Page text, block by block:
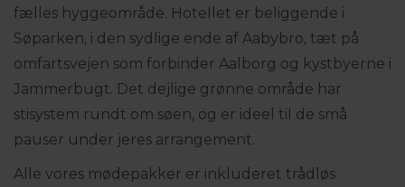
fælles hyggeområde. Hotellet er beliggende i
Søparken, i den sydlige ende af Aabybro, tæt på
omfartsvejen som forbinder Aalborg og kystbyerne i
Jammerbugt. Det dejlige grønne område har
stisystem rundt om søen, og er ideel til de små
pauser under jeres arrangement.
Alle vores mødepakker er inkluderet trådløs